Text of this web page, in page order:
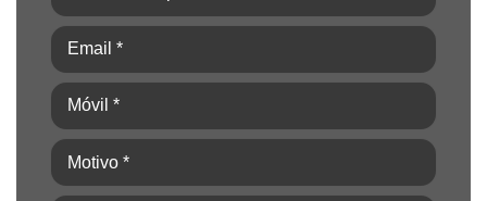
completo
(Obligatorio)
Email
*
(Obligatorio)
Móvil
*
(Obligatorio)
Motivo
*